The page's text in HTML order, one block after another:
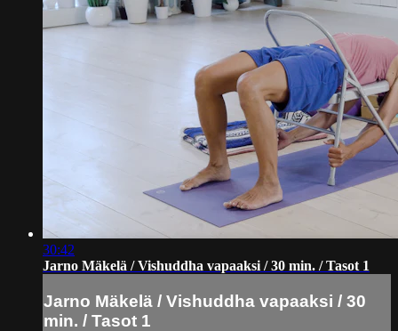
30:42
Jarno Mäkelä / Vishuddha vapaaksi / 30 min. / Tasot 1
Jarno Mäkelä / Vishuddha vapaaksi / 30
min. / Tasot 1